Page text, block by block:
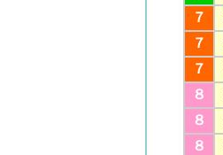
７
７
７
８
８
８